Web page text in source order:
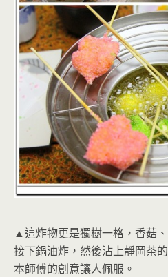
▲這炸物更是獨樹一格，香菇
接下鍋油炸，然後沾上靜岡茶
本師傅的創意讓人佩服。